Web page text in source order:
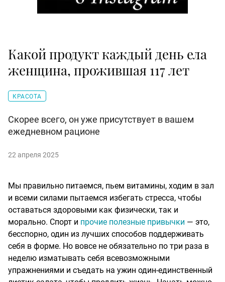
Какой продукт каждый день ела
женщина, прожившая 117 лет
КРАСОТА
Скорее всего, он уже присутствует в вашем
ежедневном рационе
22 апреля 2025
Мы правильно питаемся, пьем витамины, ходим в зал
и всеми силами пытаемся избегать стресса, чтобы
оставаться здоровыми как физически, так и
морально. Спорт и прочие полезные привычки — это,
бесспорно, один из лучших способов поддерживать
себя в форме. Но вовсе не обязательно по три раза в
неделю изматывать себя всевозможными
упражнениями и съедать на ужин один-единственный